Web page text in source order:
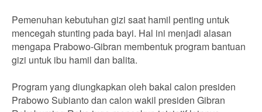
Pemenuhan kebutuhan gizi saat hamil penting untuk
mencegah stunting pada bayi. Hal ini menjadi alasan
mengapa Prabowo-Gibran membentuk program bantuan
gizi untuk ibu hamil dan balita.
Program yang diungkapkan oleh bakal calon presiden
Prabowo Subianto dan calon wakil presiden Gibran